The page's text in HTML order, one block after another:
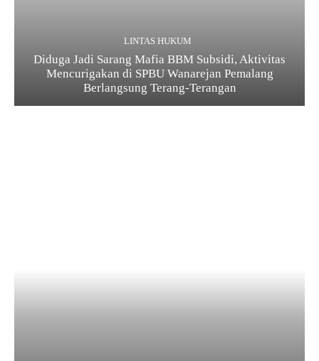
LINTAS HUKUM
Diduga Jadi Sarang Mafia BBM Subsidi, Aktivitas
Mencurigakan di SPBU Wanarejan Pemalang
Berlangsung Terang-Terangan